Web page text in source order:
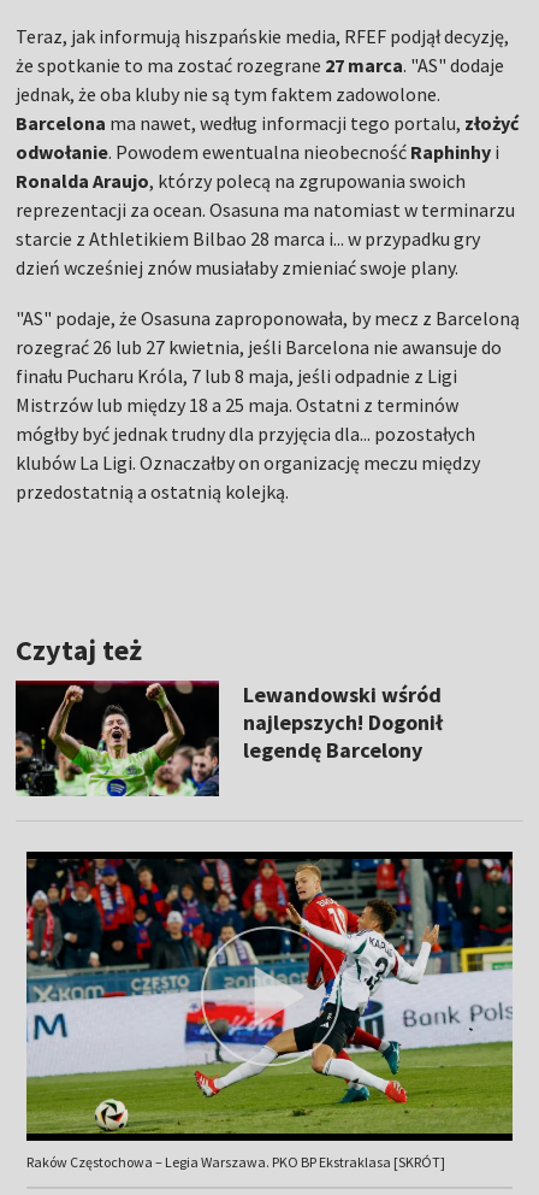
Teraz, jak informują hiszpańskie media, RFEF podjął decyzję,
że spotkanie to ma zostać rozegrane 27 marca. "AS" dodaje
jednak, że oba kluby nie są tym faktem zadowolone.
Barcelona ma nawet, według informacji tego portalu, złożyć
odwołanie. Powodem ewentualna nieobecność Raphinhy i
Ronalda Araujo, którzy polecą na zgrupowania swoich
reprezentacji za ocean. Osasuna ma natomiast w terminarzu
starcie z Athletikiem Bilbao 28 marca i... w przypadku gry
dzień wcześniej znów musiałaby zmieniać swoje plany.
"AS" podaje, że Osasuna zaproponowała, by mecz z Barceloną
rozegrać 26 lub 27 kwietnia, jeśli Barcelona nie awansuje do
finału Pucharu Króla, 7 lub 8 maja, jeśli odpadnie z Ligi
Mistrzów lub między 18 a 25 maja. Ostatni z terminów
mógłby być jednak trudny dla przyjęcia dla... pozostałych
klubów La Ligi. Oznaczałby on organizację meczu między
przedostatnią a ostatnią kolejką.
Czytaj też
Lewandowski wśród
najlepszych! Dogonił
legendę Barcelony
Raków Częstochowa – Legia Warszawa. PKO BP Ekstraklasa [SKRÓT]